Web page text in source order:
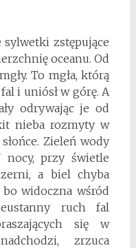
zstępujące
oceanu. Od
To mgła, którą
i uniósł w górę. A
odrywając je od
nieba rozmyty w
Zieleń wody
nocy, przy świetle
a biel chyba
widoczna wśród
ruch fal
się w
zrzuca